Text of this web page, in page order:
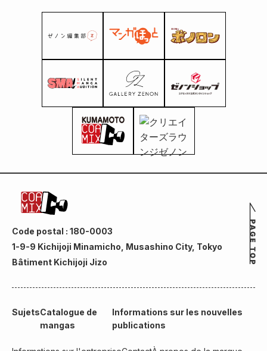
depuis 12 ans !
Code postal : 180-0003
1-9-9 Kichijoji Minamicho, Musashino City, Tokyo
Bâtiment Kichijoji Jizo
SujetsCatalogue de
mangas
Informations sur les nouvelles
publications